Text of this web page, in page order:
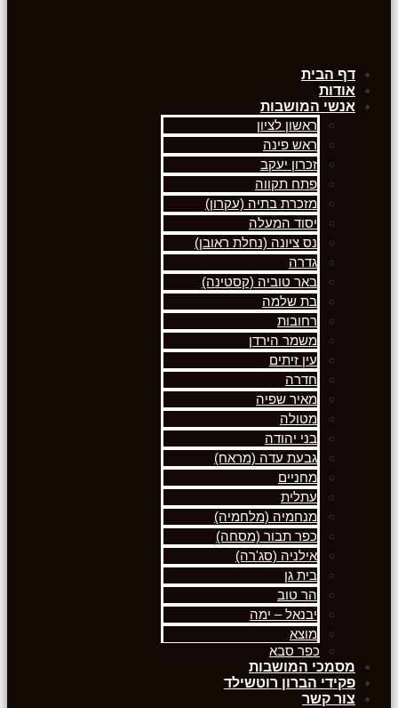
דף הבית
אודות
אנשי המושבות
ראשון לציון
ראש פינה
זכרון יעקב
פתח תקווה
מזכרת בתיה (עקרון)
יסוד המעלה
נס ציונה (נחלת ראובן)
גדרה
באר טוביה (קסטינה)
בת שלמה
רחובות
משמר הירדן
עין זיתים
חדרה
מאיר שפיה
מטולה
בני יהודה
גבעת עדה (מראח)
מחניים
עתלית
מנחמיה (מלחמיה)
כפר תבור (מסחה)
אילניה (סג'רה)
בית גן
הר טוב
יבנאל – ימה
מוצא
כפר סבא
מסמכי המושבות
פקידי הברון רוטשילד
צור קשר